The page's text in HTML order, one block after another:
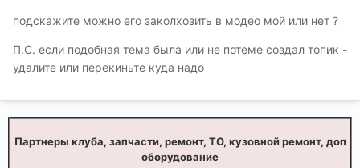
подскажите можно его заколхозить в модео мой или нет ?
П.С. если подобная тема была или не потеме создал топик -
удалите или перекиньте куда надо
Партнеры клуба, запчасти, ремонт, ТО, кузовной ремонт, доп
оборудование